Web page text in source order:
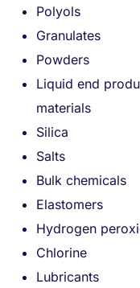
Polyols
Granulates
Powders
Liquid end
materials
Silica
Salts
Bulk chemicals
Elastomers
Hydrogen
Chlorine
Lubricants